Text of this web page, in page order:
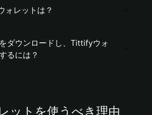
ォレットは？
ダウンロードし、Tittifyウォ
るには？
ットを使うべき理由